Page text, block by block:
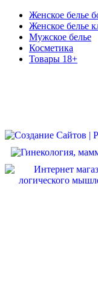
Женское белье
Женское белье
Мужское белье
Косметика
Товары 18+